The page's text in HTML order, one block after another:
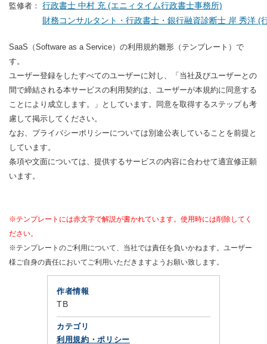
監修者： 行政書士 中村 充 (エニィタイム行政書士事務所)
財務コンサルタント・行政書士・銀行融資診断士 岸 秀洋 (
SaaS（Software as a Service）の利用規約雛形（テンプレート）で
す。
ユーザー登録をしたすべてのユーザーに対し、「当社及びユーザーとの
間で締結される本サービスの利用契約は、ユーザーが本規約に同意する
ことにより成立します。」としています。同意を取得するステップも考
慮して掲示してください。
なお、プライバシーポリシーについては別途公表していることを前提と
しています。
条項や文面については、提供するサービスの内容に合わせて適宜修正願
います。
※テンプレートには赤文字で解説が書かれています。使用時には削除してく
ださい。
※テンプレートのご利用について、当社では責任を負いかねます。ユーザー
様ご自身の責任においてご利用いただきますようお願い致します。
作者情報
TB
カテゴリ
利用規約・ポリシー